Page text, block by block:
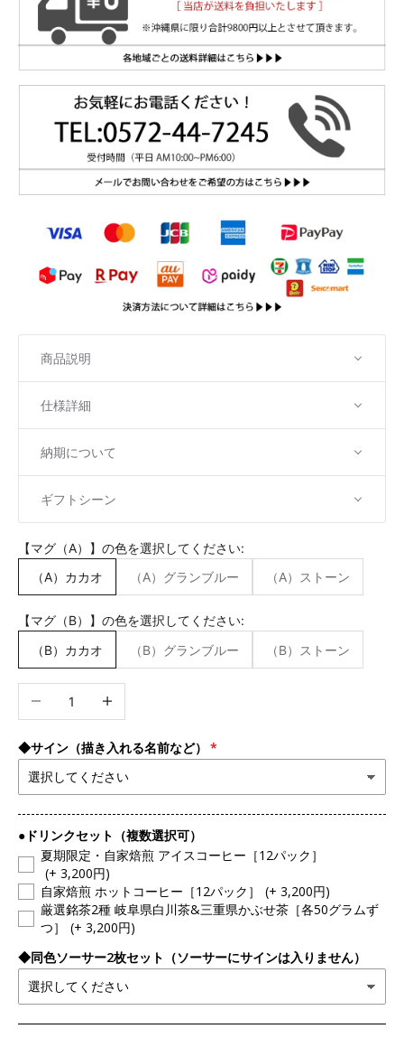
商品説明
仕様詳細
納期について
ギフトシーン
【マグ（A）】の色を選択してください:
（A）カカオ
（A）グランブルー （A）ストーン
【マグ（B）】の色を選択してください:
（B）カカオ
（B）グランブルー （B）ストーン
数量を減らす 数量を増やす
◆サイン（描き入れる名前など）
●ドリンクセット（複数選択可）
夏期限定・自家焙煎 アイスコーヒー［12パック］
(+ 3,200円)
自家焙煎 ホットコーヒー［12パック］
(+ 3,200円)
厳選銘茶2種 岐阜県白川茶&三重県かぶせ茶［各50グラムず
つ］
(+ 3,200円)
◆同色ソーサー2枚セット（ソーサーにサインは入りません）